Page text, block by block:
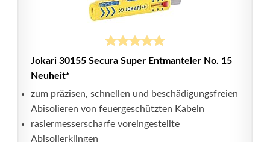
Jokari 30155 Secura Super Entmanteler No. 15
Neuheit*
zum präzisen, schnellen und beschädigungsfreien
Abisolieren von feuergeschützten Kabeln
rasiermesserscharfe voreingestellte
Abisolierklingen